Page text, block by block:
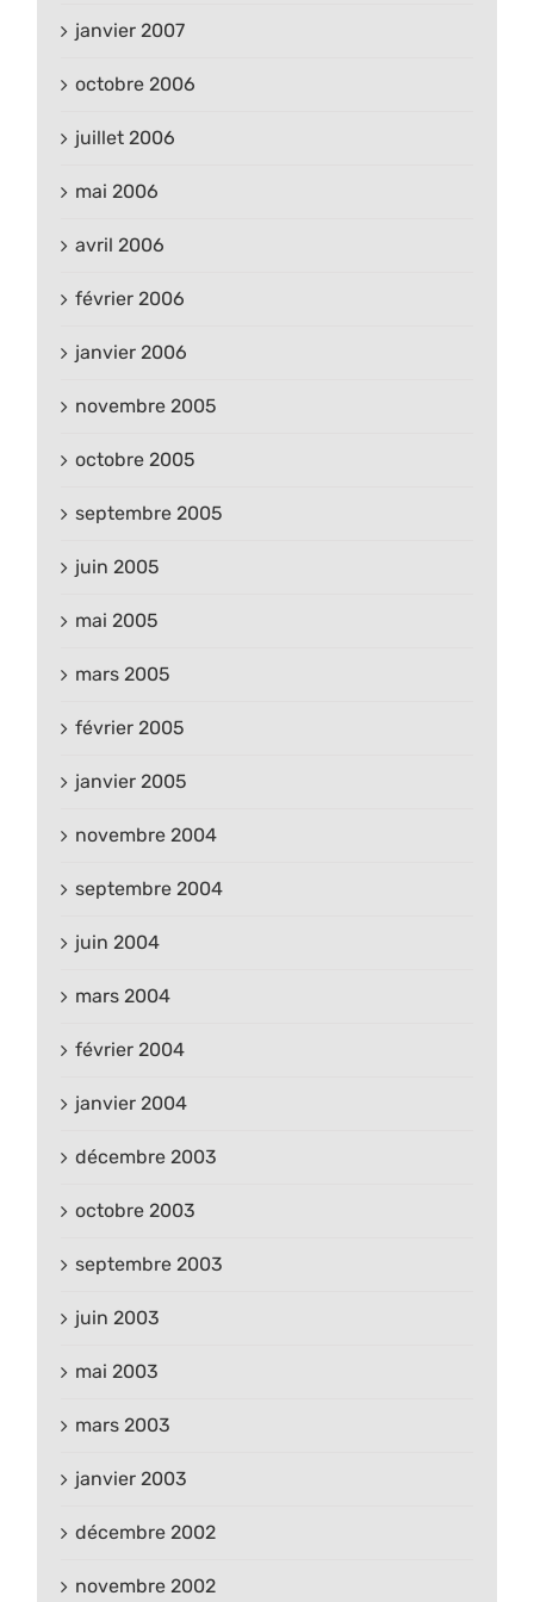
janvier 2007
octobre 2006
juillet 2006
mai 2006
avril 2006
février 2006
janvier 2006
novembre 2005
octobre 2005
septembre 2005
juin 2005
mai 2005
mars 2005
février 2005
janvier 2005
novembre 2004
septembre 2004
juin 2004
mars 2004
février 2004
janvier 2004
décembre 2003
octobre 2003
septembre 2003
juin 2003
mai 2003
mars 2003
janvier 2003
décembre 2002
novembre 2002